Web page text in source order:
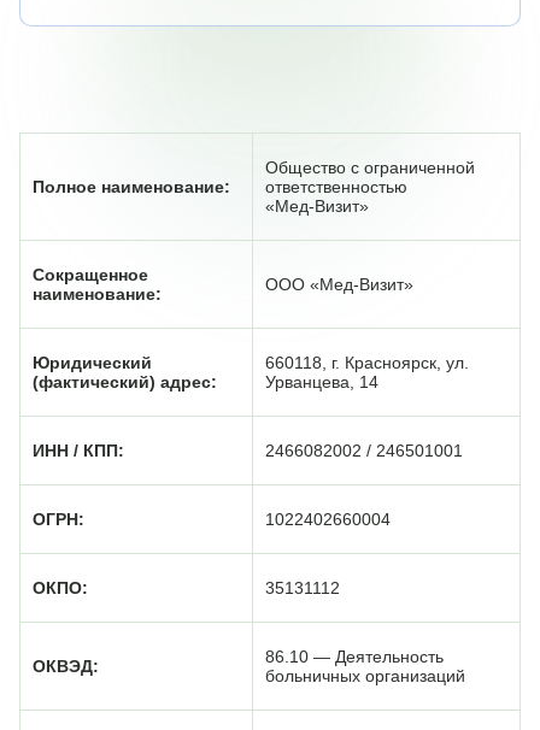
Полное наименование:
Общество с ограниченной
ответственностью
«Мед‑Визит»
Сокращенное
наименование:
ООО «Мед‑Визит»
Юридический
(фактический) адрес:
660118, г. Красноярск, ул.
Урванцева, 14
ИНН / КПП: 2466082002 / 246501001
ОГРН: 1022402660004
ОКПО: 35131112
ОКВЭД:
86.10 — Деятельность
больничных организаций